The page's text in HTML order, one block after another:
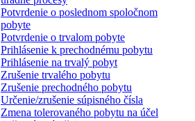
Potvrdenie o poslednom spoločnom
pobyte
Potvrdenie o trvalom pobyte
Prihlásenie k prechodnému pobytu
Prihlásenie na trvalý pobyt
Zrušenie trvalého pobytu
Zrušenie prechodného pobytu
Určenie/zrušenie súpisného čísla
Zmena tolerovaného pobytu na účel